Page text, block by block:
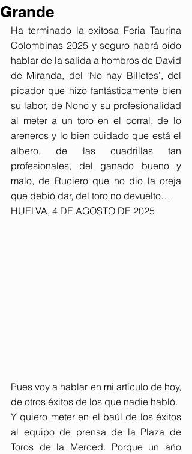
Grande
Ha terminado la exitosa Feria Taurina
Colombinas 2025 y seguro habrá oído
hablar de la salida a hombros de David
de Miranda, del ‘No hay Billetes’, del
picador que hizo fantásticamente bien
su labor, de Nono y su profesionalidad
al meter a un toro en el corral, de lo
areneros y lo bien cuidado que está el
albero, de las cuadrillas tan
profesionales, del ganado bueno y
malo, de Ruciero que no dio la oreja
que debió dar, del toro no devuelto…
HUELVA, 4 DE AGOSTO DE 2025
Pues voy a hablar en mi artículo de hoy,
de otros éxitos de los que nadie habló.
Y quiero meter en el baúl de los éxitos
al equipo de prensa de la Plaza de
Toros de la Merced. Porque un año